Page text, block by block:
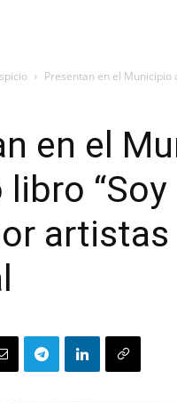
Presentan en el Municipio
en el